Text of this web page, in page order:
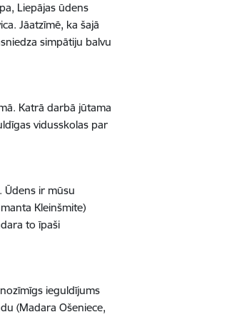
Liepājas ūdens
Jāatzīmē, ka šajā
simpātiju balvu
Katrā darbā jūtama
vidusskolas par
Ūdens ir mūsu
Kleinšmite)
to īpaši
ieguldījums
(Madara Ošeniece,